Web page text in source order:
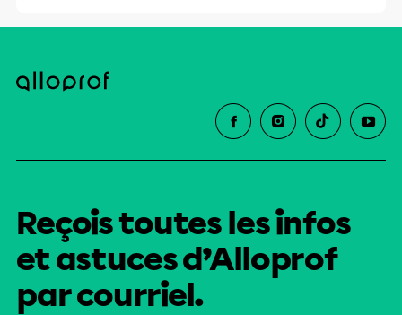
Reçois toutes les infos
et astuces d’Alloprof
par courriel.